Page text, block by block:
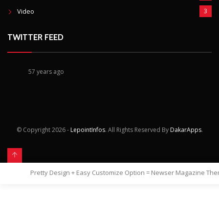
Video 3
TWITTER FEED
57 years ago
© Copyright2026 - LepointInfos. All Rights Reserved By DakarApps.
Pretty Design + Easy Customize Option = Newser Magazine